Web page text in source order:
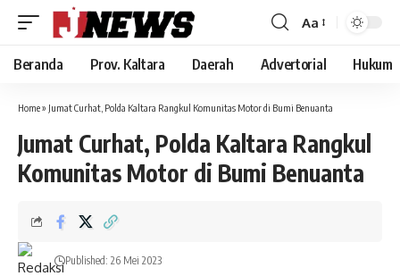
Font
Resizer
Aa
Beranda Prov. Kaltara Daerah Advertorial Hukum
Home» Jumat Curhat, Polda Kaltara Rangkul Komunitas Motor di Bumi Benuanta
Jumat Curhat, Polda Kaltara Rangkul
Komunitas Motor di Bumi Benuanta
Published: 26 Mei 2023